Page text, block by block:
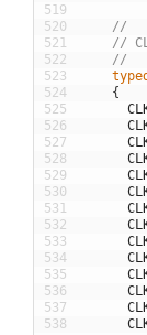
519
520
521
522
523
524
525
526
527
528
529
530
531
532
533
534
535
536
537
538
//
//
//
{